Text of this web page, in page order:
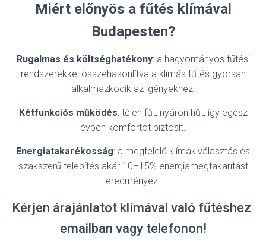
Miért előnyös a fűtés klímával
Budapesten?
Rugalmas és költséghatékony: a hagyományos fűtési
rendszerekkel összehasonlítva a klímás fűtés gyorsan
alkalmazkodik az igényekhez.
Kétfunkciós működés: télen fűt, nyáron hűt, így egész
évben komfortot biztosít.
Energiatakarékosság: a megfelelő klímakiválasztás és
szakszerű telepítés akár 10–15% energiamegtakarítást
eredményez.
Kérjen árajánlatot klímával való fűtéshez
emailban vagy telefonon!